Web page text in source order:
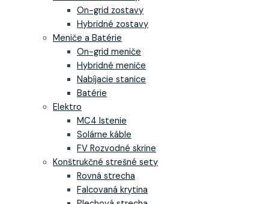
On-grid zostavy
Hybridné zostavy
Meniče a Batérie
On-grid meniče
Hybridné meniče
Nabíjacie stanice
Batérie
Elektro
MC4 Istenie
Solárne káble
FV Rozvodné skrine
Konštrukčné strešné sety
Rovná strecha
Falcovaná krytina